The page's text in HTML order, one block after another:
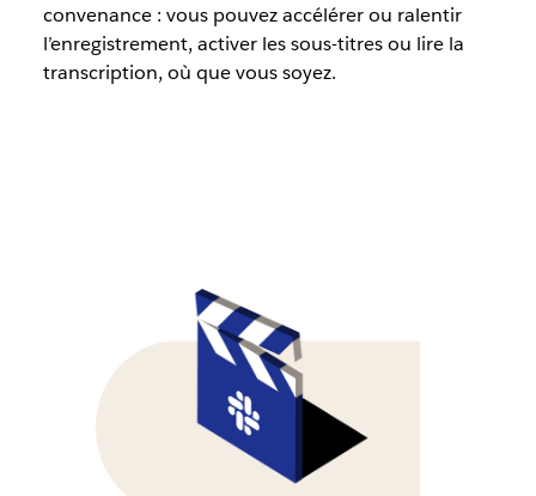
convenance : vous pouvez accélérer ou ralentir
l’enregistrement, activer les sous-titres ou lire la
transcription, où que vous soyez.